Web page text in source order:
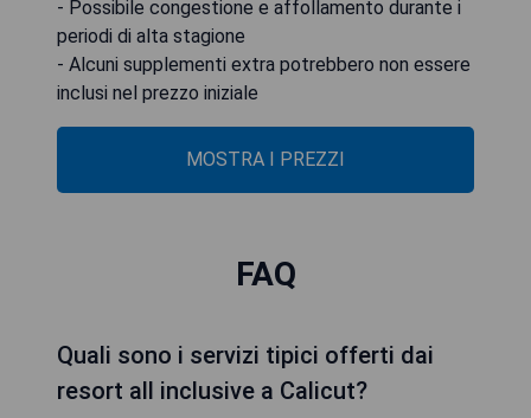
- Possibile congestione e affollamento durante i
periodi di alta stagione
- Alcuni supplementi extra potrebbero non essere
inclusi nel prezzo iniziale
MOSTRA I PREZZI
FAQ
Quali sono i servizi tipici offerti dai
resort all inclusive a Calicut?